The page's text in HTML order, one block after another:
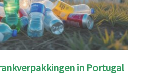
in Portugal